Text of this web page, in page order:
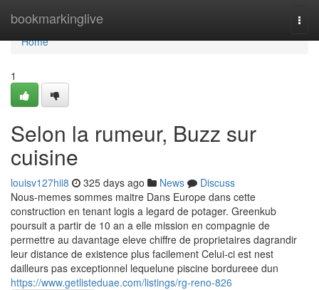
bookmarkinglive
Home
Home
1
Selon la rumeur, Buzz sur
cuisine
louisv127hii8 325 days ago News
Discuss
Nous-memes sommes maitre Dans Europe dans cette
construction en tenant logis a legard de potager. Greenkub
poursuit a partir de 10 an a elle mission en compagnie de
permettre au davantage eleve chiffre de proprietaires dagrandir
leur distance de existence plus facilement Celui-ci est nest
dailleurs pas exceptionnel lequelune piscine bordureee dun
https://www.getlisteduae.com/listings/rg-reno-826